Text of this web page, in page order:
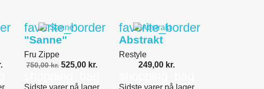
favorite_border
"Sanne"
Fru Zippe
750,00 kr. 525,00 kr.
Sidste varer på lager
favorite_border
Abstrakt
Restyle
249,00 kr.
Sidste varer på lager